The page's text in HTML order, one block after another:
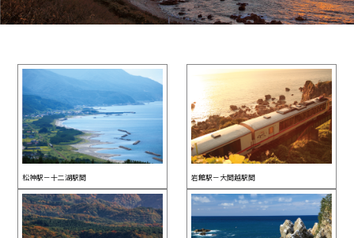
松神駅－十二湖駅間 岩館駅－大間越駅間